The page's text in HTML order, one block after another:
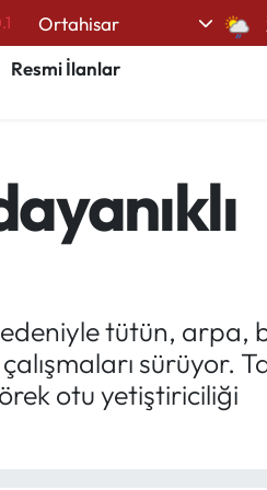
Ortahisar
Resmi İlanlar
tütün, arpa,
sürüyor.
otu yetiştiriciliği